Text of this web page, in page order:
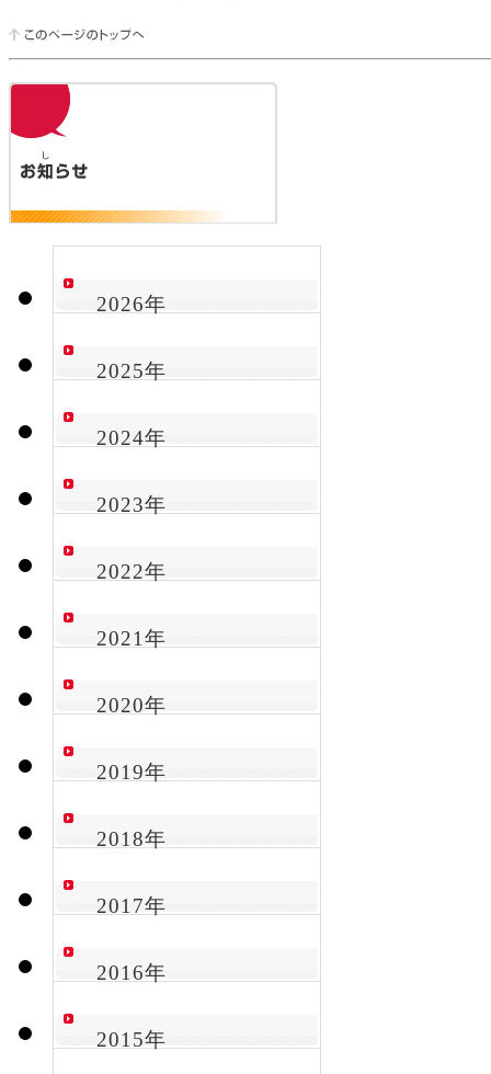
2026年
2025年
2024年
2023年
2022年
2021年
2020年
2019年
2018年
2017年
2016年
2015年